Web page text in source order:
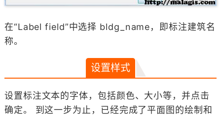
在“Label field”中选择 bldg_name，即标注建筑名
称。
设置样式
设置标注文本的字体，包括颜色、大小等，并点击
确定。 到这一步为止，已经完成了平面图的绘制和